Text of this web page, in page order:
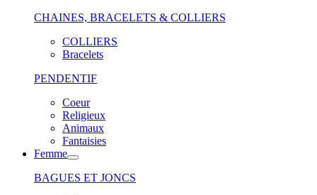
CHAINES, BRACELETS & COLLIERS
COLLIERS
Bracelets
PENDENTIF
Coeur
Religieux
Animaux
Fantaisies
Femme
BAGUES ET JONCS